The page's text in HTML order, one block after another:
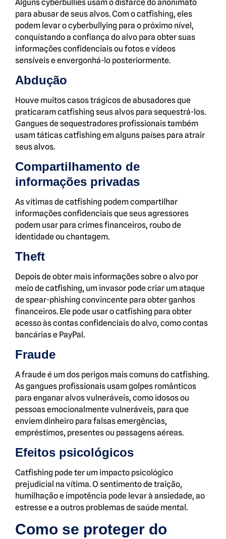
Alguns cyberbullies usam o disfarce do anonimato
para abusar de seus alvos. Com o catfishing, eles
podem levar o cyberbullying para o próximo nível,
conquistando a confiança do alvo para obter suas
informações confidenciais ou fotos e vídeos
sensíveis e envergonhá-lo posteriormente.
Abdução
Houve muitos casos trágicos de abusadores que
praticaram catfishing seus alvos para sequestrá-los.
Gangues de sequestradores profissionais também
usam táticas catfishing em alguns países para atrair
seus alvos.
Compartilhamento de
informações privadas
As vítimas de catfishing podem compartilhar
informações confidenciais que seus agressores
podem usar para crimes financeiros, roubo de
identidade ou chantagem.
Theft
Depois de obter mais informações sobre o alvo por
meio de catfishing, um invasor pode criar um ataque
de spear-phishing convincente para obter ganhos
financeiros. Ele pode usar o catfishing para obter
acesso às contas confidenciais do alvo, como contas
bancárias e PayPal.
Fraude
A fraude é um dos perigos mais comuns do catfishing.
As gangues profissionais usam golpes românticos
para enganar alvos vulneráveis, como idosos ou
pessoas emocionalmente vulneráveis, para que
enviem dinheiro para falsas emergências,
empréstimos, presentes ou passagens aéreas.
Efeitos psicológicos
Catfishing pode ter um impacto psicológico
prejudicial na vítima. O sentimento de traição,
humilhação e impotência pode levar à ansiedade, ao
estresse e a outros problemas de saúde mental.
Como se proteger do